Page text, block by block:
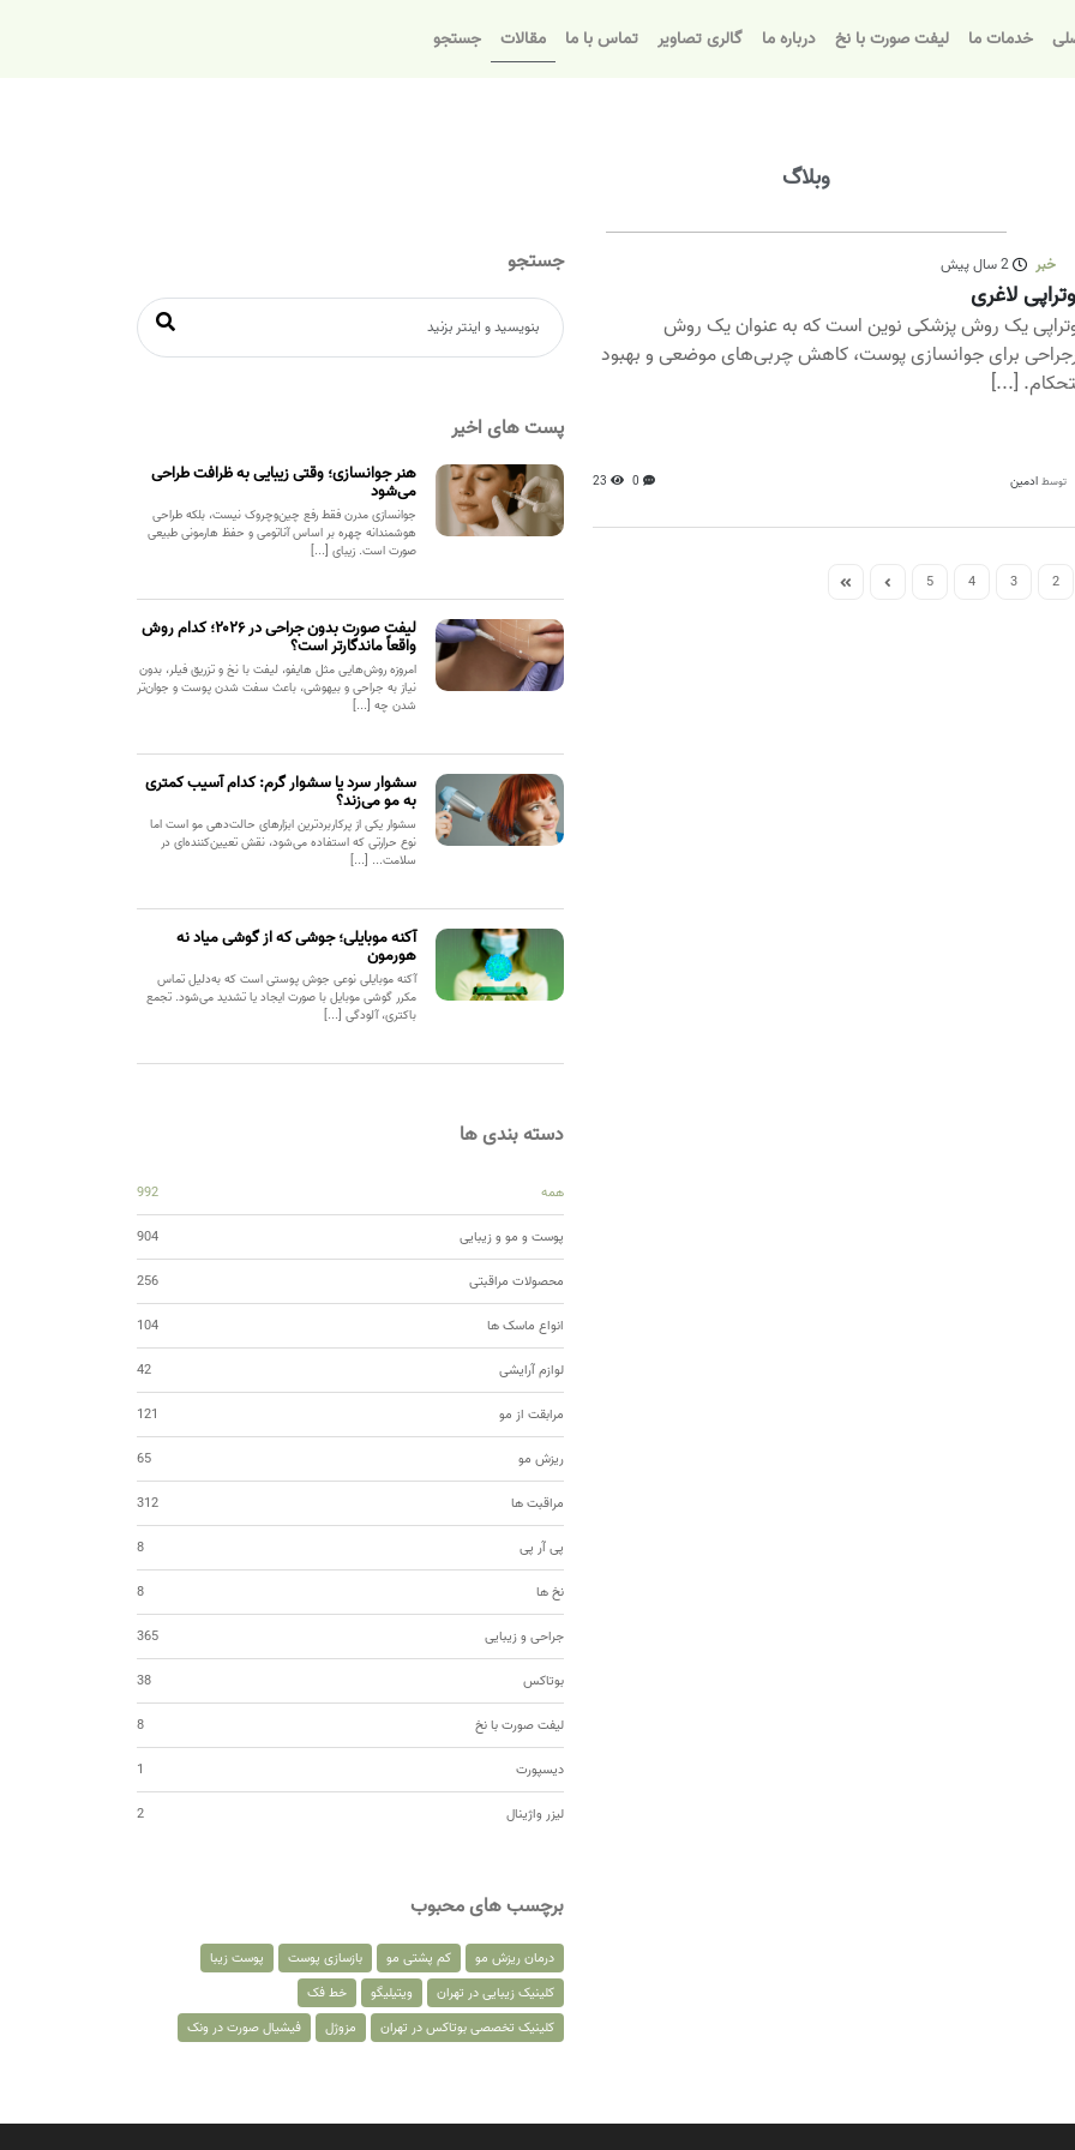
خدمات ما لیفت صورت با نخ درباره ما گالری تصاویر تماس با ما مقالات جستجو
وبلاگ
خبر 2 سال پیش
لاغری
یک روش پزشکی نوین است که به عنوان یک روش
برای جوانسازی پوست، کاهش چربی‌های موضعی و بهبود
[...]
توسطادمین 0
23
2
3
4
5
جستجو
پست های اخیر
هنر جوانسازی؛ وقتی زیبایی به ظرافت طراحی
می‌شود
جوانسازی مدرن فقط رفع چین‌وچروک نیست، بلکه طراحی
هوشمندانه چهره بر اساس آناتومی و حفظ هارمونی طبیعی
صورت است. زیبای [...]
لیفت صورت بدون جراحی در ۲۰۲۶؛ کدام روش
واقعاً ماندگارتر است؟
امروزه روش‌هایی مثل هایفو، لیفت با نخ و تزریق فیلر، بدون
نیاز به جراحی و بیهوشی، باعث سفت شدن پوست و جوان‌تر
شدن چه [...]
سشوار سرد یا سشوار گرم: کدام آسیب کمتری
به مو می‌زند؟
سشوار یکی از پرکاربردترین ابزارهای حالت‌دهی مو است اما
نوع حرارتی که استفاده می‌شود، نقش تعیین‌کننده‌ای در
سلامت... [...]
آکنه موبایلی؛ جوشی که از گوشی میاد نه
هورمون
آکنه موبایلی نوعی جوش پوستی است که به‌دلیل تماس
مکرر گوشی موبایل با صورت ایجاد یا تشدید می‌شود. تجمع
باکتری، آلودگی [...]
دسته بندی ها
همه 992
پوست و مو و زیبایی 904
محصولات مراقبتی 256
انواع ماسک ها 104
لوازم آرایشی 42
مرابقت از مو 121
ریزش مو 65
مراقبت ها 312
پی آر پی 8
نخ ها 8
جراحی و زیبایی 365
بوتاکس 38
لیفت صورت با نخ 8
دیسپورت 1
لیزر واژینال 2
برچسب های محبوب
درمان ریزش مو کم پشتی مو بازسازی پوست
پوست زیبا
کلینیک زیبایی در تهران
ویتیلیگو
خط فک
کلینیک تخصصی بوتاکس در تهران
مزوژل فیشیال صورت در ونک